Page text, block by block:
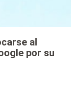
al
por su